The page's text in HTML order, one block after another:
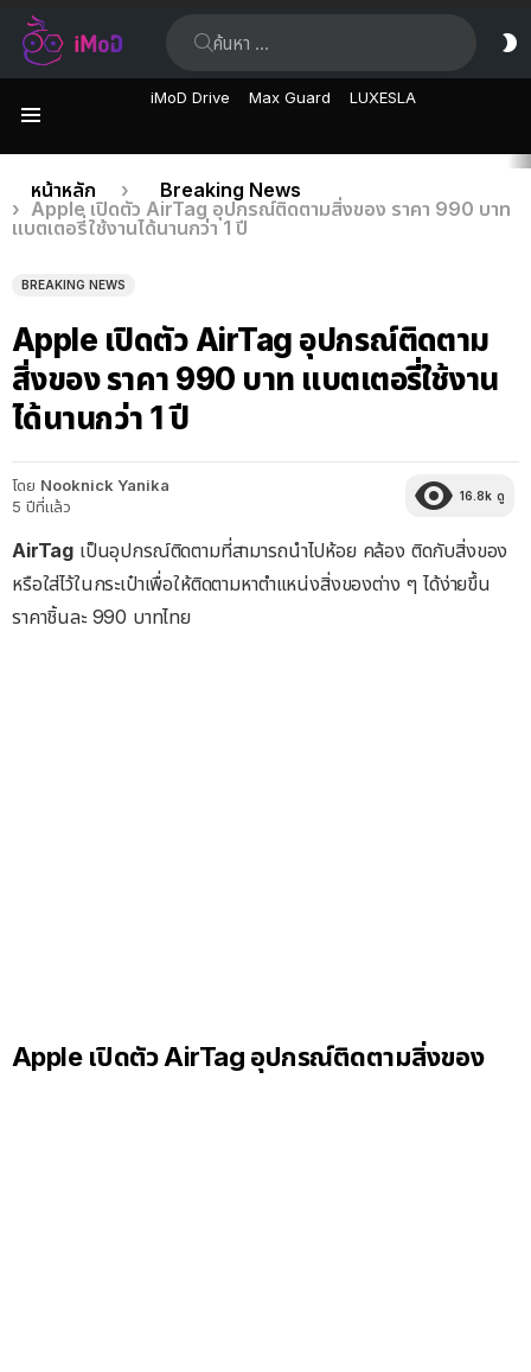
iMoD Drive Max Guard LUXESLA
เรื่อง
ล่าสุด
คุณอยู่ที่นี่:
หน้าหลัก
Breaking News
Apple เปิดตัว AirTag อุปกรณ์ติดตามสิ่งของ ราคา 990 บาท
แบตเตอรี่ใช้งานได้นานกว่า 1 ปี
BREAKING NEWS
Apple เปิดตัว AirTag อุปกรณ์ติดตาม
สิ่งของ ราคา 990 บาท แบตเตอรี่ใช้งาน
ได้นานกว่า 1 ปี
โดย Nooknick Yanika
5 ปีที่แล้ว
16.8k ดู
AirTag เป็นอุปกรณ์ติดตามที่สามารถนำไปห้อย คล้อง ติดกับสิ่งของ
หรือใส่ไว้ในกระเป๋าเพื่อให้ติดตามหาตำแหน่งสิ่งของต่าง ๆ ได้ง่ายขึ้น
ราคาชิ้นละ 990 บาทไทย
Apple เปิดตัว AirTag อุปกรณ์ติดตามสิ่งของ